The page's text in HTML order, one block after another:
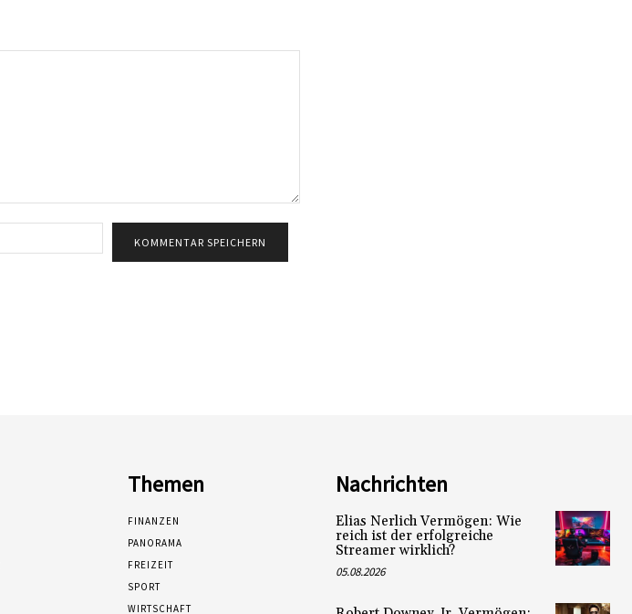
Mail:*
Themen
FINANZEN
PANORAMA
FREIZEIT
SPORT
WIRTSCHAFT
Nachrichten
Elias Nerlich Vermögen: Wie
reich ist der erfolgreiche
Streamer wirklich?
05.08.2026